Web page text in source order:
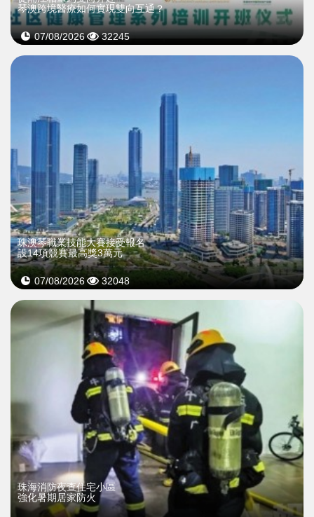
琴澳跨境醫療如何實現雙向互通？
07/08/2026 32245
珠澳琴職業技能大賽接受報名
設14項競賽最高獎3萬元
07/08/2026 32048
珠海消防夜查住宅小區
強化暑期居家防火